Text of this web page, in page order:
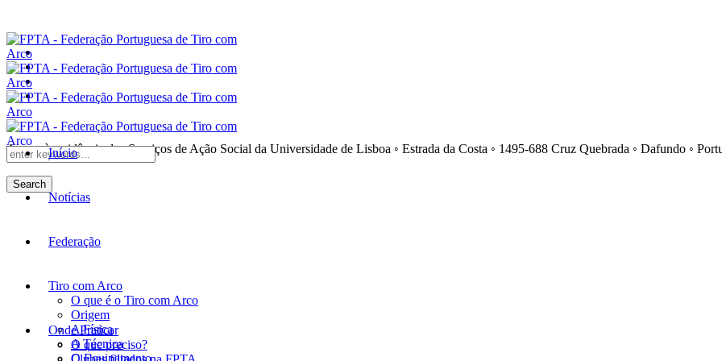
Anexo à residência dos Serviços de Ação Social da Universidade de Lisboa ◦ Estrada da Costa ◦ 1495-688 Cruz Quebrada ◦ Dafundo ◦
Search
Início
Notícias
Federação
Tiro com Arco
O que é o Tiro com Arco
Origem
A Física
A Técnica
O Equipamento
Onde Praticar
O que preciso?